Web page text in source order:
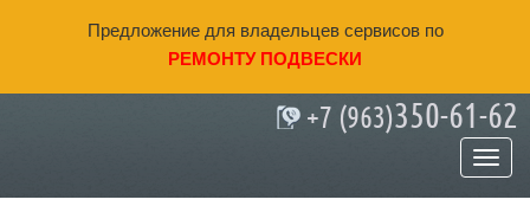
Предложение для владельцев сервисов по
РЕМОНТУ ПОДВЕСКИ
+7 (963)350-61-62